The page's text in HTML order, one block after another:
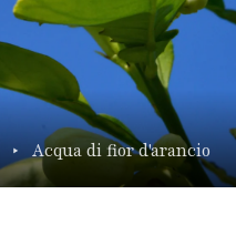
Acqua di fior d'arancio